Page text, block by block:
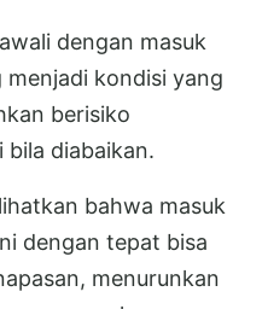
dengan masuk
kondisi yang
berisiko
bila diabaikan.
bahwa masuk
dengan tepat bisa
menurunkan